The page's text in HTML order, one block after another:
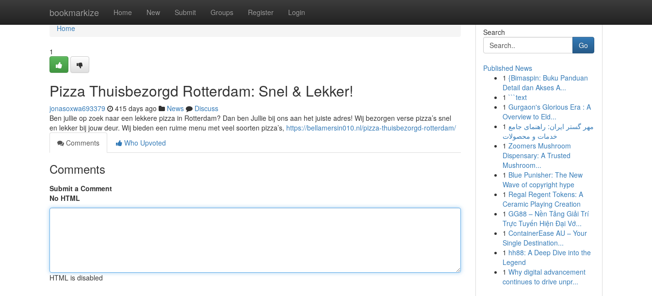
bookmarkize Home New Submit Groups Register Login
Home
Home
1
Pizza Thuisbezorgd Rotterdam: Snel & Lekker!
jonasoxwa693379 415 days ago News
Discuss
Ben jullie op zoek naar een lekkere pizza in Rotterdam? Dan ben Jullie bij ons aan het juiste adres! Wij bezorgen verse pizza’s snel
en lekker bij jouw deur. Wij bieden een ruime menu met veel soorten pizza’s, https://bellamersin010.nl/pizza-thuisbezorgd-rotterdam/
Comments
Who Upvoted
Comments
Submit a Comment
No HTML
HTML is disabled
Search
Go
Published News
1 {Bimaspin: Buku Panduan
Detail dan Akses A...
1 ```text
1 Gurgaon's Glorious Era : A
Overview to Eld...
1 مهر گستر ایران: راهنمای جامع
خدمات و محصولات
1 Zoomers Mushroom
Dispensary: A Trusted
Mushroom...
1 Blue Punisher: The New
Wave of copyright hype
1 Regal Regent Tokens: A
Ceramic Playing Creation
1 GG88 – Nền Tảng Giải Trí
Trực Tuyến Hiện Đại Vớ...
1 ContainerEase AU – Your
Single Destination...
1 hh88: A Deep Dive into the
Legend
1 Why digital advancement
continues to drive unpr...